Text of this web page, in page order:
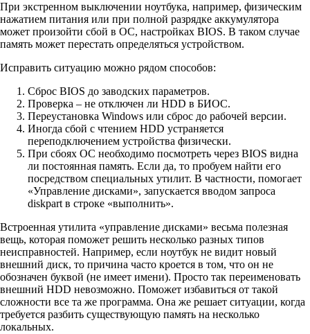
При экстренном выключении ноутбука, например, физическим
нажатием питания или при полной разрядке аккумулятора
может произойти сбой в ОС, настройках BIOS. В таком случае
память может перестать определяться устройством.
Исправить ситуацию можно рядом способов:
Сброс BIOS до заводских параметров.
Проверка – не отключен ли HDD в БИОС.
Переустановка Windows или сброс до рабочей версии.
Иногда сбой с чтением HDD устраняется
переподключением устройства физически.
При сбоях ОС необходимо посмотреть через BIOS видна
ли постоянная память. Если да, то пробуем найти его
посредством специальных утилит. В частности, помогает
«Управление дисками», запускается вводом запроса
diskpart в строке «выполнить».
Встроенная утилита «управление дисками» весьма полезная
вещь, которая поможет решить несколько разных типов
неисправностей. Например, если ноутбук не видит новый
внешний диск, то причина часто кроется в том, что он не
обозначен буквой (не имеет имени). Просто так переименовать
внешний HDD невозможно. Поможет избавиться от такой
сложности все та же программа. Она же решает ситуации, когда
требуется разбить существующую память на несколько
локальных.